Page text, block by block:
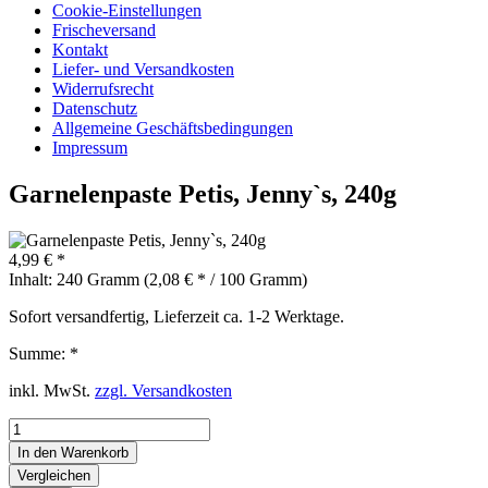
Cookie-Einstellungen
Frischeversand
Kontakt
Liefer- und Versandkosten
Widerrufsrecht
Datenschutz
Allgemeine Geschäftsbedingungen
Impressum
Garnelenpaste Petis, Jenny`s, 240g
4,99 € *
Inhalt: 240 Gramm (2,08 € * / 100 Gramm)
Sofort versandfertig, Lieferzeit ca. 1-2 Werktage.
Summe: *
inkl. MwSt. zzgl. Versandkosten
In den Warenkorb
Vergleichen